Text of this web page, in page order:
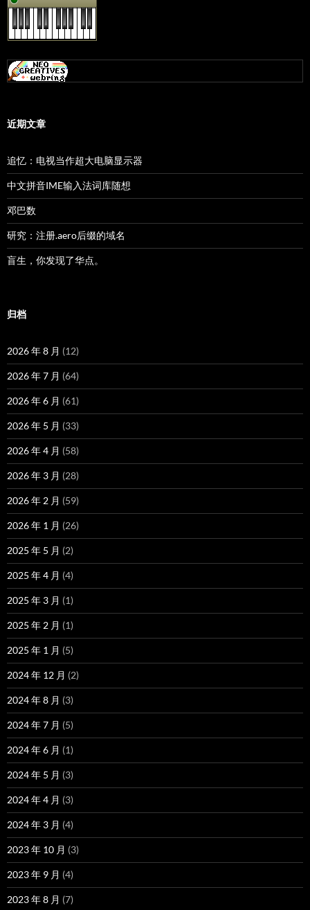
近期文章
追忆：电视当作超大电脑显示器
中文拼音IME输入法词库随想
邓巴数
研究：注册.aero后缀的域名
盲生，你发现了华点。
归档
2026 年 8 月 (12)
2026 年 7 月 (64)
2026 年 6 月 (61)
2026 年 5 月 (33)
2026 年 4 月 (58)
2026 年 3 月 (28)
2026 年 2 月 (59)
2026 年 1 月 (26)
2025 年 5 月 (2)
2025 年 4 月 (4)
2025 年 3 月 (1)
2025 年 2 月 (1)
2025 年 1 月 (5)
2024 年 12 月 (2)
2024 年 8 月 (3)
2024 年 7 月 (5)
2024 年 6 月 (1)
2024 年 5 月 (3)
2024 年 4 月 (3)
2024 年 3 月 (4)
2023 年 10 月 (3)
2023 年 9 月 (4)
2023 年 8 月 (7)